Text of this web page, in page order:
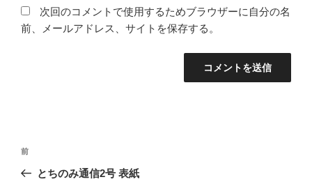
次回のコメントで使用するためブラウザーに自分の名
前、メールアドレス、サイトを保存する。
投
ナ
前
の
前
とちのみ通信2号 表紙